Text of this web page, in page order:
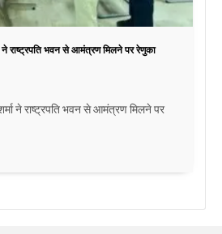
ने राष्ट्रपति भवन से आमंत्रण मिलने पर रेणुका
ने राष्ट्रपति भवन से आमंत्रण मिलने पर